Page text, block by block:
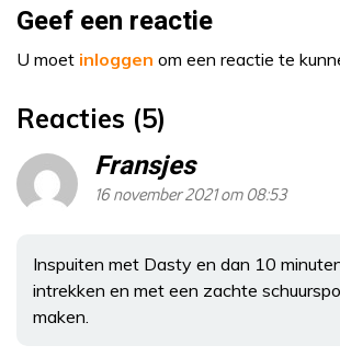
Geef een reactie
U moet inloggen om een reactie te
Reacties (5)
Fransjes
16 november 2021 om 08:53
Inspuiten met Dasty en dan 10
intrekken en met een zachte
maken.